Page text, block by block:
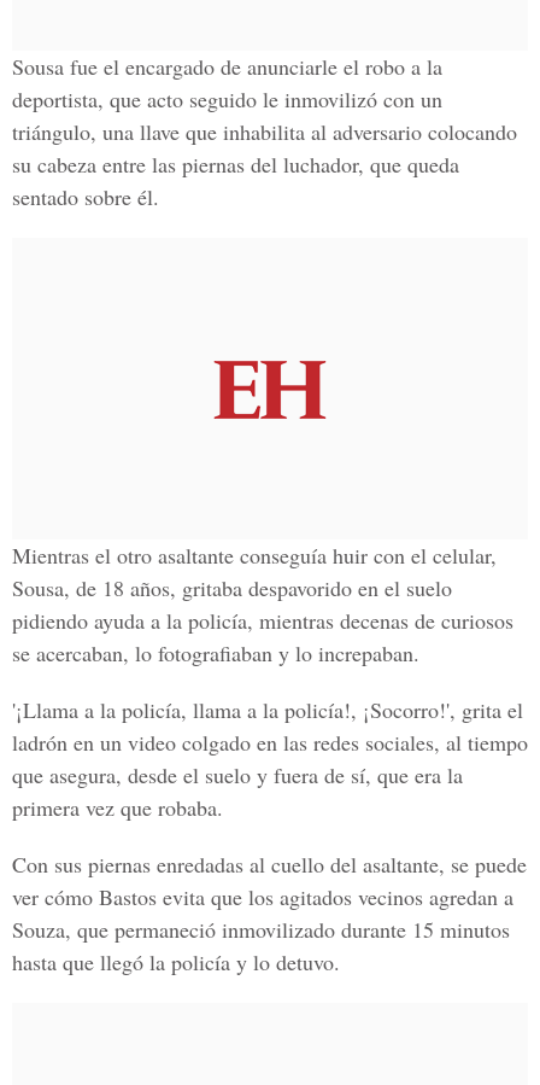
Sousa fue el encargado de anunciarle el robo a la
deportista, que acto seguido le inmovilizó con un
triángulo, una llave que inhabilita al adversario colocando
su cabeza entre las piernas del luchador, que queda
sentado sobre él.
Mientras el otro asaltante conseguía huir con el celular,
Sousa, de 18 años, gritaba despavorido en el suelo
pidiendo ayuda a la policía, mientras decenas de curiosos
se acercaban, lo fotografiaban y lo increpaban.
'¡Llama a la policía, llama a la policía!, ¡Socorro!', grita el
ladrón en un video colgado en las redes sociales, al tiempo
que asegura, desde el suelo y fuera de sí, que era la
primera vez que robaba.
Con sus piernas enredadas al cuello del asaltante, se puede
ver cómo Bastos evita que los agitados vecinos agredan a
Souza, que permaneció inmovilizado durante 15 minutos
hasta que llegó la policía y lo detuvo.